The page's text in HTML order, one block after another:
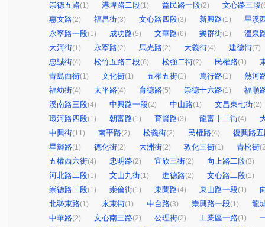
崇德五路(1) 港埠路二段(1) 益民路一段(2) 文心路三段
惠文路(2) 福昌街(3) 文心路四段(3) 新興路(1)
旱溪
永寧路一段(1) 成功路(5) 文華路(6) 樂群街(1)
溫泉
大河街(1) 永寧路(2) 馬光路(2) 大義街(4) 建德街(7)
忠誠街(4) 松竹五路二段(6) 松強二街(2) 民權路(1)
青島西街(1) 文化街(1) 五權五街(1) 篤行路(1)
熱河
福幼街(4) 太平路(4) 育德路(5) 崇德十六路(1)
福順
溪南路三段(4) 中興路一段(2) 中山路(1) 文昌東七街(2)
環河路四段(1) 朝富路(1) 育賢路(3) 龍富十二街(4)
中興街(11) 南平路(2) 松義街(2) 民權路(4)
復興路
星輝路(1) 德化街(2) 大洲街(2) 敦化三街(1) 青松街
五權西六街(4) 忠明路(2) 宜欣三街(2) 向上路二段(3)
河北路二段(1) 文山九街(1) 進德路(2) 文心路二段(1)
崇德路二段(1) 崇倫街(1) 東蘭路(4) 東山路一段(1)
北勢東路(1) 永東街(1) 中台路(3) 崇興路一段(1)
龍
中華路(2) 文心南三路(2) 公理街(2) 工業區一路(1)